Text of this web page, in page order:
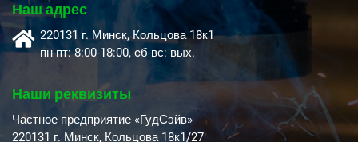
Наш адрес
220131 г. Минск, Кольцова 18к1
пн-пт: 8:00-18:00, cб-вс: вых.
Наши реквизиты
Частное предприятие «ГудСэйв»
220131 г. Минск, Кольцова 18к1/27